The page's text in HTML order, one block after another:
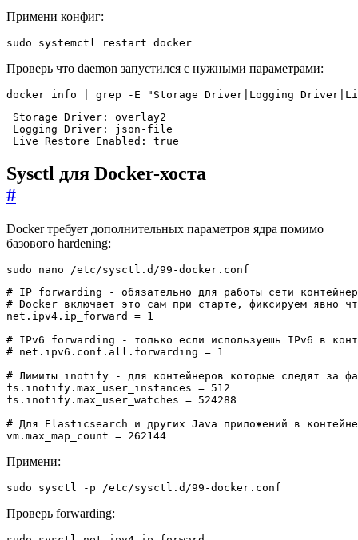
Примени конфиг:
sudo systemctl restart docker
Проверь что daemon запустился с нужными параметрами:
docker info grep -E
"Storage Driver|Logging
Live Restore Enabled: true
Sysctl для Docker-хоста
#
Docker требует дополнительных параметров ядра помимо
базового hardening:
sudo nano /etc/sysctl.d/99-docker.conf
vm.max_map_count = 262144
Примени:
sudo sysctl -p /etc/sysctl.d/99-docker.conf
Проверь forwarding: